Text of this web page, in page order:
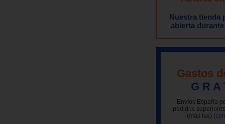
Nuestra tienda
abierta
Gastos
G R A
Envíos España
pedidos
(más iva)